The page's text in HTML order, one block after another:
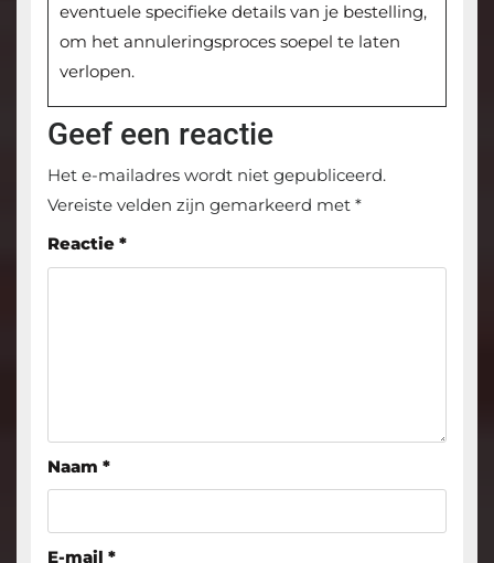
eventuele specifieke details van je bestelling,
om het annuleringsproces soepel te laten
verlopen.
Geef een reactie
Het e-mailadres wordt niet gepubliceerd.
Vereiste velden zijn gemarkeerd met *
Reactie *
Naam *
E-mail *